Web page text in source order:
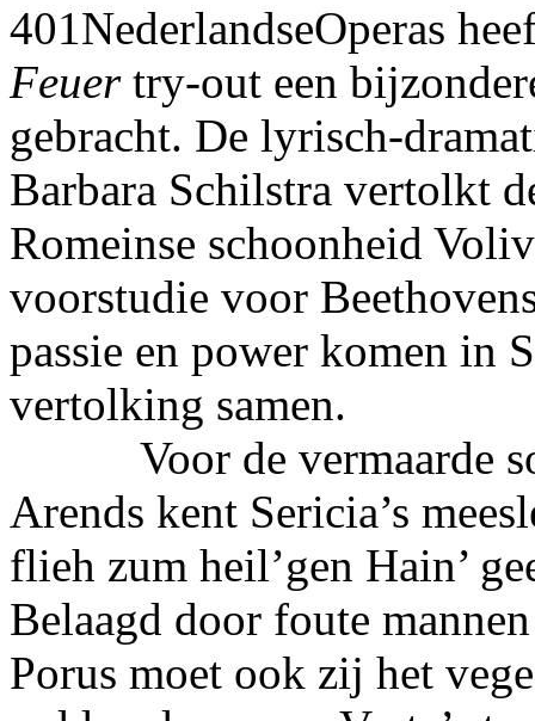
401NederlandseOperas
Feuertry-out een
gebracht. De lyrisch-
Barbara Schilstra vertolkt
Romeinse schoonheid
voorstudie voor
passie en power komen in
vertolking samen.
Voor de vermaarde
Arends kent Sericia’s
flieh zum heil’gen Hain’
Belaagd door foute
Porus moet ook zij het